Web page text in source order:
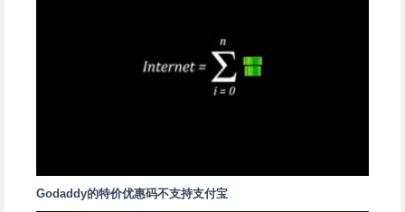
Godaddy的特价优惠码不支持支付宝